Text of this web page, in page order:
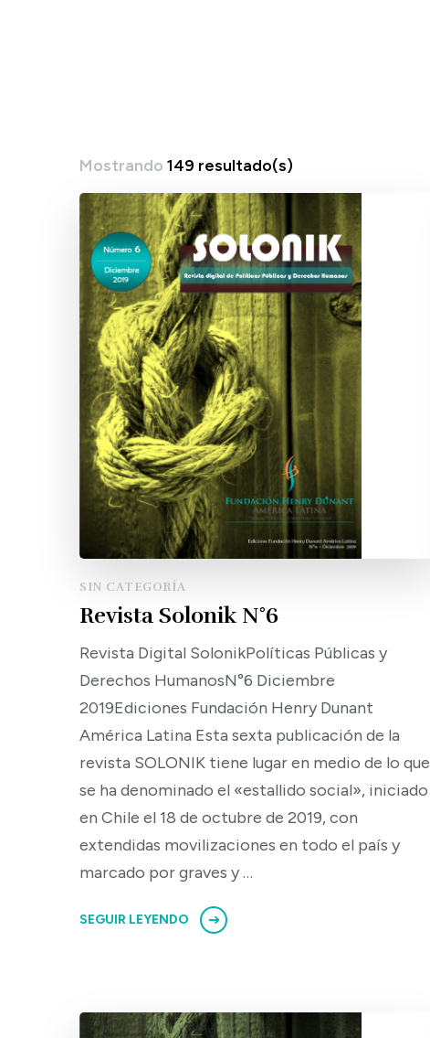
Mostrando 149 resultado(s)
SIN CATEGORÍA
Revista Solonik N°6
Revista Digital SolonikPolíticas Públicas y
Derechos HumanosN°6 Diciembre
2019Ediciones Fundación Henry Dunant
América Latina Esta sexta publicación de la
revista SOLONIK tiene lugar en medio de lo que
se ha denominado el «estallido social», iniciado
en Chile el 18 de octubre de 2019, con
extendidas movilizaciones en todo el país y
marcado por graves y …
SEGUIR LEYENDO